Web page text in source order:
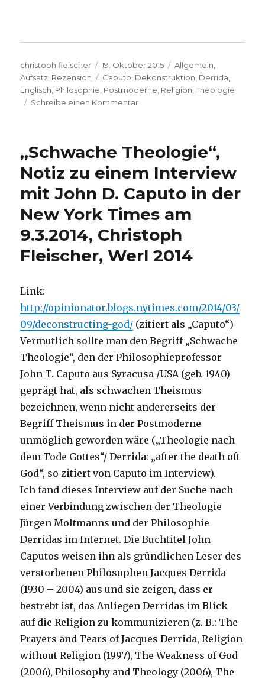
Autor
christoph.fleischer
Veröffentlicht
am
19. Oktober 2015 Kategorien
Allgemein
Aufsatz Rezension Schlagwörter
Caputo Dekonstruktion Derrida
Englisch Philosophie Postmoderne Religion ,Theologie
Schreibe einen Kommentarzu
Bericht
Gedanken
zu
einem
Text
John
D.
Caputo,
„Schwache Theologie“,
Notiz zu einem Interview
mit John D. Caputo in der
New York Times am
9.3.2014, Christoph
Fleischer, Werl 2014
Link:
http://opinionator.blogs.nytimes.com/2014/03/
09/deconstructing-god/ (zitiert als „Caputo“)
Vermutlich sollte man den Begriff „Schwache
Theologie“, den der Philosophieprofessor
John T. Caputo aus Syracusa /USA (geb. 1940)
geprägt hat, als schwachen Theismus
bezeichnen, wenn nicht andererseits der
Begriff Theismus in der Postmoderne
unmöglich geworden wäre („Theologie nach
dem Tode Gottes“/ Derrida: „after the death oft
God“, so zitiert von Caputo im Interview).
Ich fand dieses Interview auf der Suche nach
einer Verbindung zwischen der Theologie
Jürgen Moltmanns und der Philosophie
Derridas im Internet. Die Buchtitel John
Caputos weisen ihn als gründlichen Leser des
verstorbenen Philosophen Jacques Derrida
(1930 – 2004) aus und sie zeigen, dass er
bestrebt ist, das Anliegen Derridas im Blick
auf die Religion zu kommunizieren (z. B.: The
Prayers and Tears of Jacques Derrida, Religion
without Religion (1997), The Weakness of God
(2006), Philosophy and Theology (2006), The